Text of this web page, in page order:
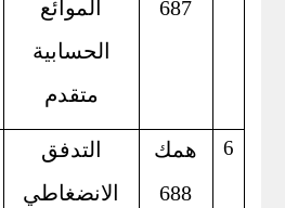
687
الموائع
الحسابية
متقدم
6
همك
688
التدفق
الانضغاطي